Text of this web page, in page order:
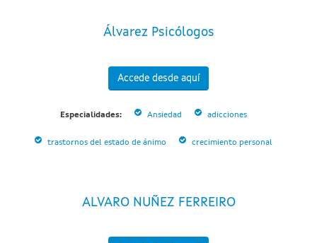
Álvarez Psicólogos
Accede desde aquí
Especialidades: Ansiedad adicciones
trastornos del estado de ánimo crecimiento personal
ALVARO NUÑEZ FERREIRO